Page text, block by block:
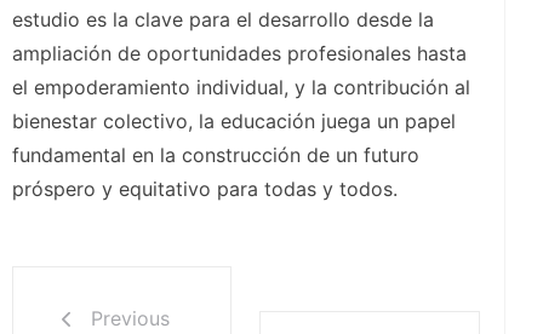
estudio es la clave para el desarrollo desde la
ampliación de oportunidades profesionales hasta
el empoderamiento individual, y la contribución al
bienestar colectivo, la educación juega un papel
fundamental en la construcción de un futuro
próspero y equitativo para todas y todos.
Previous